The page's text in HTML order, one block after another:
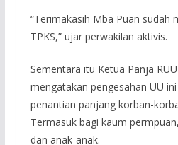
“Terimakasih Mba Puan sudah
TPKS,” ujar perwakilan aktivis.
Sementara itu Ketua Panja
mengatakan pengesahan UU
penantian panjang korban-
Termasuk bagi kaum
dan anak-anak.